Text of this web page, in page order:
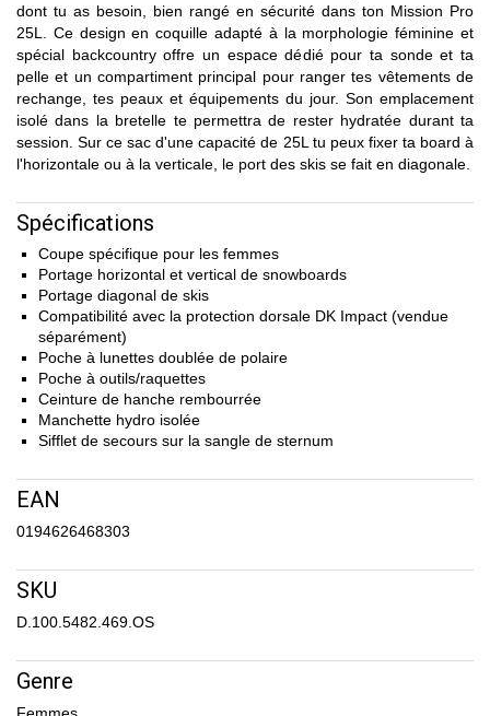
dont tu as besoin, bien rangé en sécurité dans ton Mission Pro
25L. Ce design en coquille adapté à la morphologie féminine et
spécial backcountry offre un espace dédié pour ta sonde et ta
pelle et un compartiment principal pour ranger tes vêtements de
rechange, tes peaux et équipements du jour. Son emplacement
isolé dans la bretelle te permettra de rester hydratée durant ta
session. Sur ce sac d'une capacité de 25L tu peux fixer ta board à
l'horizontale ou à la verticale, le port des skis se fait en diagonale.
Spécifications
Coupe spécifique pour les femmes
Portage horizontal et vertical de snowboards
Portage diagonal de skis
Compatibilité avec la protection dorsale DK Impact (vendue
séparément)
Poche à lunettes doublée de polaire
Poche à outils/raquettes
Ceinture de hanche rembourrée
Manchette hydro isolée
Sifflet de secours sur la sangle de sternum
EAN
0194626468303
SKU
D.100.5482.469.OS
Genre